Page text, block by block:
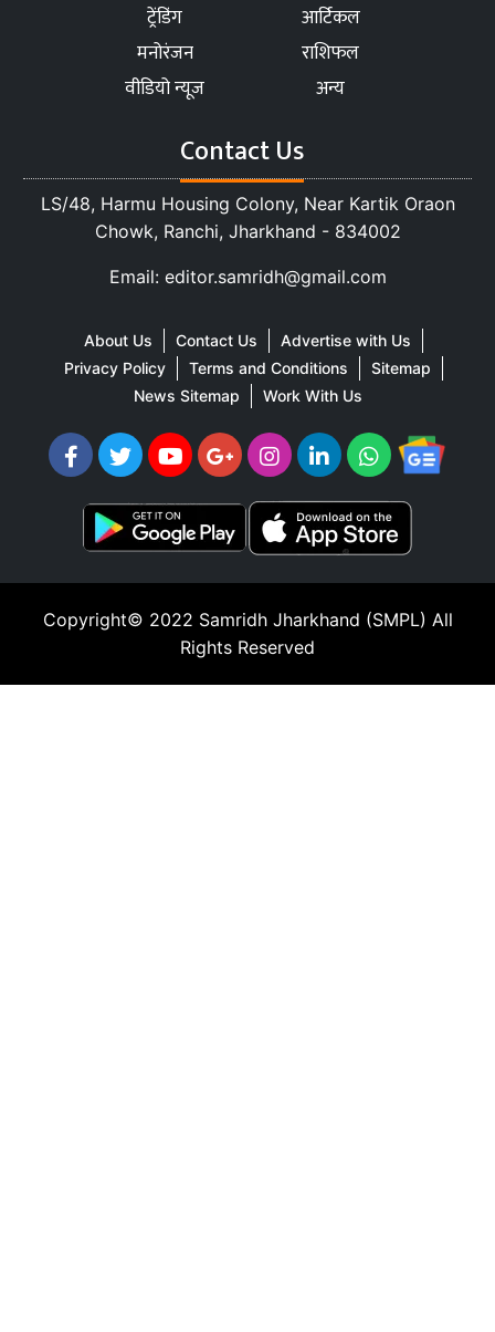
ट्रेंडिंग
आर्टिकल
मनोरंजन
राशिफल
वीडियो न्यूज
अन्य
Contact Us
LS/48, Harmu Housing Colony, Near Kartik Oraon
Chowk, Ranchi, Jharkhand - 834002
Email: editor.samridh@gmail.com
About Us Contact Us
Advertise with Us
Privacy Policy
Terms and Conditions
Sitemap
News Sitemap
Work With Us
Copyright© 2022 Samridh Jharkhand (SMPL) All
Rights Reserved